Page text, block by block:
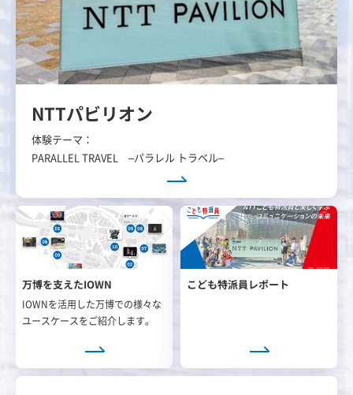
NTTパビリオン
体験テーマ：
PARALLEL TRAVEL –パラレル トラベル–
万博を支えたIOWN
IOWNを活用した万博での様々な
ユースケースをご紹介します。
こども特派員レポート